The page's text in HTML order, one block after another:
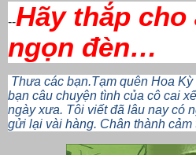
--Hãy thắp cho
ngọn đèn…
Thưa các bạn.Tạm quên Hoa
bạn câu chuyện tình của cô cai
ngày xưa. Tôi viết đã lâu nay có
gửi lại vài hàng. Chân thành cảm